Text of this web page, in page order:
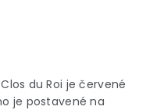
du Roi je červené
je postavené na